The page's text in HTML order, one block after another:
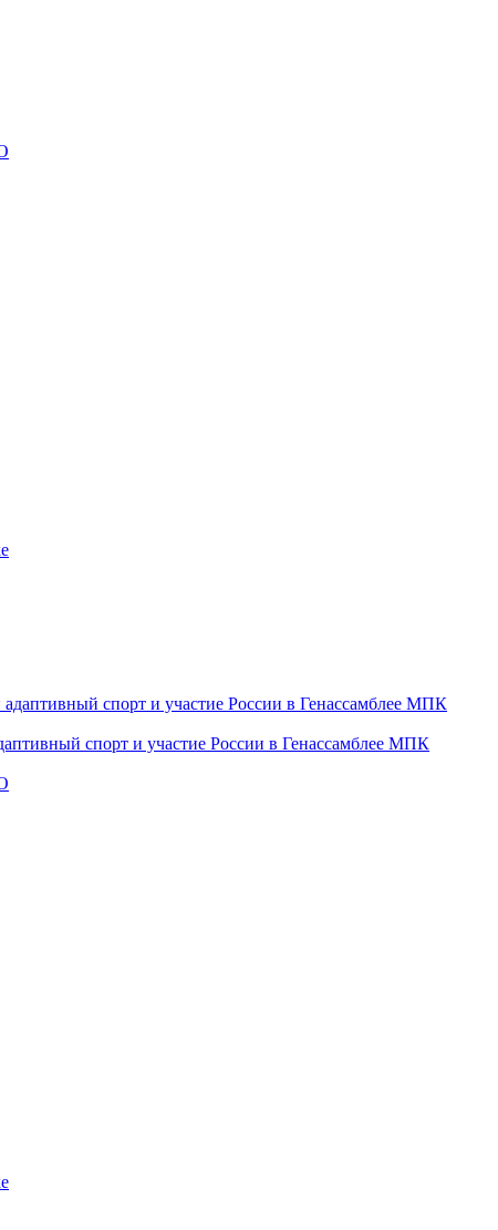
спорт и участие России в Генассамблее МПК